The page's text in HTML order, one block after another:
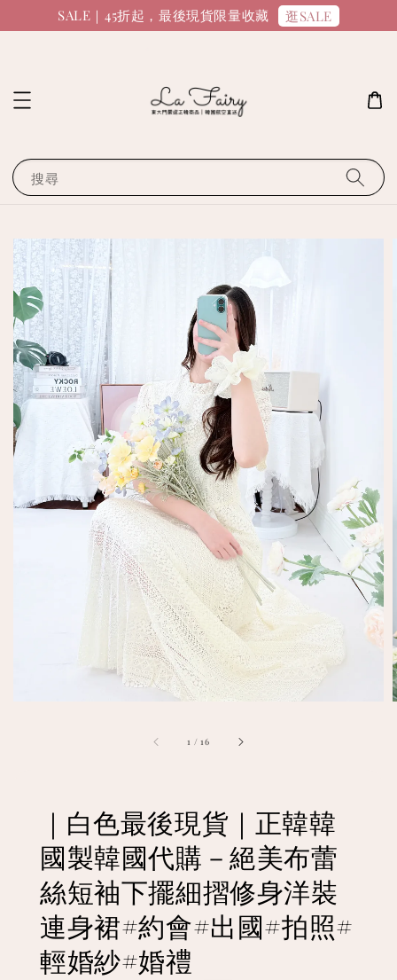
SALE｜45折起，最後現貨限量收藏 逛SALE
搜尋
1 /16
｜白色最後現貨｜正韓韓
國製韓國代購－絕美布蕾
絲短袖下擺細摺修身洋裝
連身裙#約會#出國#拍照#
輕婚紗#婚禮